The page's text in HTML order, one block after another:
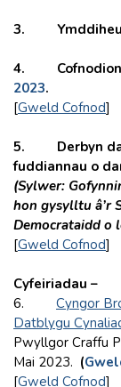
3.
4. Cofnodion
2023.
[Gweld Cofnod]
5. Derbyn
fuddiannau o
(Sylwer:
hon gysylltu â’r
Democrataidd o
[Gweld Cofnod]
Cyfeiriadau –
6. Cyngor
Datblygu
Pwyllgor Craffu
Mai 2023. (
[Gweld Cofnod]